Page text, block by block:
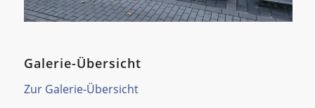
Galerie-Übersicht
Zur Galerie-Übersicht